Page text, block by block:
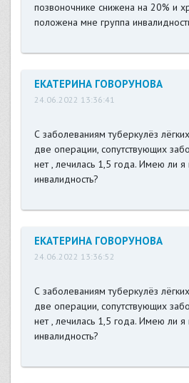
позвоночнике снижена на 20% и
положена мне группа
ЕКАТЕРИНА ГОВОРУНОВА
24.06.2022 13:36:41
С заболеваниям туберкулёз
две операции, сопутствующих
нет , лечилась 1,5 года. Имею ли я
инвалидность?
ЕКАТЕРИНА ГОВОРУНОВА
24.06.2022 13:36:52
С заболеваниям туберкулёз
две операции, сопутствующих
нет , лечилась 1,5 года. Имею ли я
инвалидность?